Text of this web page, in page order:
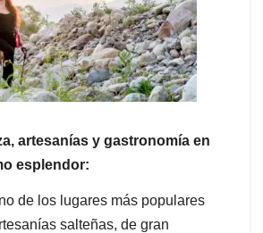
artesanías y gastronomía en
esplendor:
de los lugares más populares
salteñas, de gran